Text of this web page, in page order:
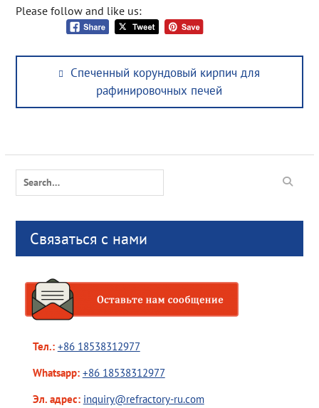
Please follow and like us:
Post
navigationPrevious
Спеченный корундовый кирпич для
рафинировочных печей
Search
Связаться с нами
Тел.: +86 18538312977
Whatsapp: +86 18538312977
Эл. адрес: inquiry@refractory-ru.com